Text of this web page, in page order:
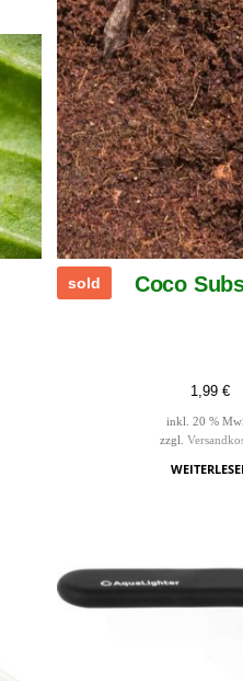
sold Coco
1,99€
inkl. 20 %
zzgl.